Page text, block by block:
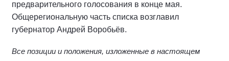
предварительного голосования в конце мая.
Общерегиональную часть списка возглавил
губернатор Андрей Воробьёв.
Все позиции и положения, изложенные в настоящем